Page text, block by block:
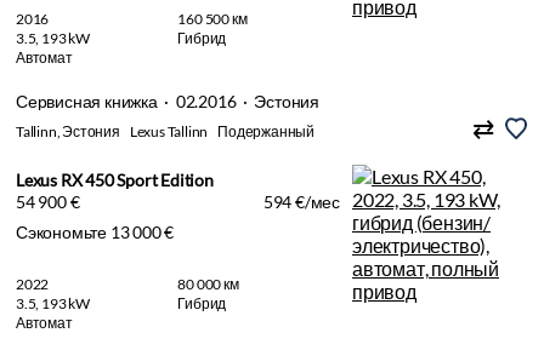
2016
160 500 км
3.5, 193 kW
Гибрид
Автомат
Сервисная книжка · 02.2016 · Эстония
Tallinn, Эстония Lexus Tallinn Подержанный
Lexus RX 450 Sport Edition
54 900 €
594 €/мес
Сэкономьте 13 000 €
2022
80 000 км
3.5, 193 kW
Гибрид
Автомат